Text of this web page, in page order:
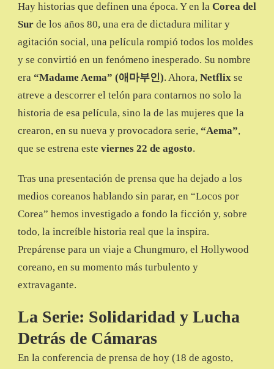
Hay historias que definen una época. Y en la Corea del
Sur de los años 80, una era de dictadura militar y
agitación social, una película rompió todos los moldes
y se convirtió en un fenómeno inesperado. Su nombre
era “Madame Aema” (애마부인). Ahora, Netflix se
atreve a descorrer el telón para contarnos no solo la
historia de esa película, sino la de las mujeres que la
crearon, en su nueva y provocadora serie, “Aema”,
que se estrena este viernes 22 de agosto.
Tras una presentación de prensa que ha dejado a los
medios coreanos hablando sin parar, en “Locos por
Corea” hemos investigado a fondo la ficción y, sobre
todo, la increíble historia real que la inspira.
Prepárense para un viaje a Chungmuro, el Hollywood
coreano, en su momento más turbulento y
extravagante.
La Serie: Solidaridad y Lucha
Detrás de Cámaras
En la conferencia de prensa de hoy (18 de agosto,